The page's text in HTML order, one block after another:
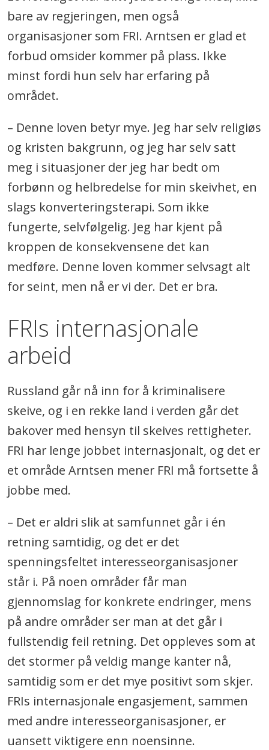
bare av regjeringen, men også
organisasjoner som FRI. Arntsen er glad et
forbud omsider kommer på plass. Ikke
minst fordi hun selv har erfaring på
området.
– Denne loven betyr mye. Jeg har selv religiøs
og kristen bakgrunn, og jeg har selv satt
meg i situasjoner der jeg har bedt om
forbønn og helbredelse for min skeivhet, en
slags konverteringsterapi. Som ikke
fungerte, selvfølgelig. Jeg har kjent på
kroppen de konsekvensene det kan
medføre. Denne loven kommer selvsagt alt
for seint, men nå er vi der. Det er bra.
FRIs internasjonale
arbeid
Russland går nå inn for å kriminalisere
skeive, og i en rekke land i verden går det
bakover med hensyn til skeives rettigheter.
FRI har lenge jobbet internasjonalt, og det er
et område Arntsen mener FRI må fortsette å
jobbe med.
– Det er aldri slik at samfunnet går i én
retning samtidig, og det er det
spenningsfeltet interesseorganisasjoner
står i. På noen områder får man
gjennomslag for konkrete endringer, mens
på andre områder ser man at det går i
fullstendig feil retning. Det oppleves som at
det stormer på veldig mange kanter nå,
samtidig som er det mye positivt som skjer.
FRIs internasjonale engasjement, sammen
med andre interesseorganisasjoner, er
uansett viktigere enn noensinne.